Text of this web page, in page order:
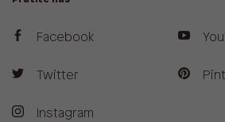
Facebook
Twitter
Instagram